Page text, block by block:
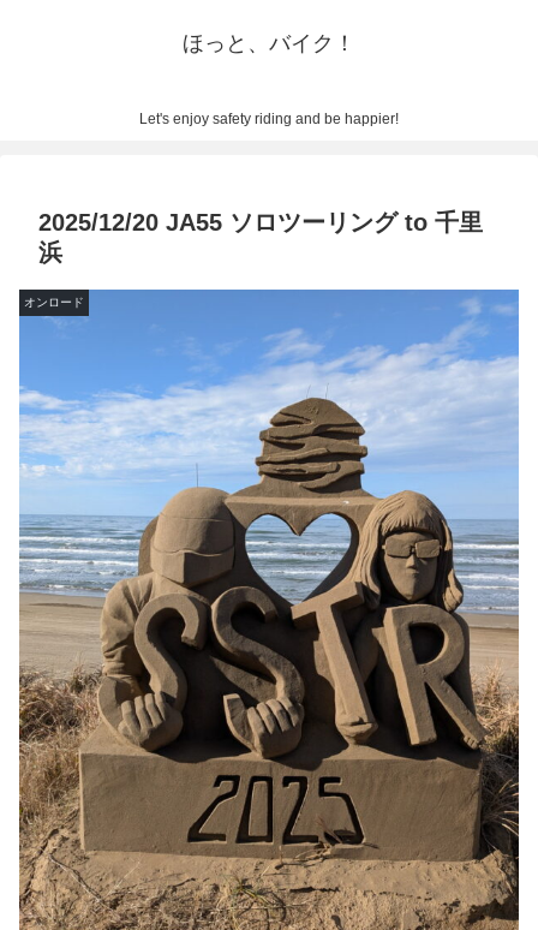
ほっと、バイク！
Let's enjoy safety riding and be happier!
2025/12/20 JA55 ソロツーリング to 千里
浜
オンロード